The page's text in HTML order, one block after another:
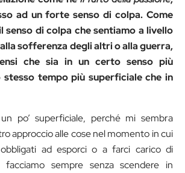
ad un forte senso di colpa. Come
senso di colpa che sentiamo a livello
sofferenza degli altri o alla guerra,
che sia in un certo senso più
stesso tempo più superficiale che in
po’ superficiale, perché mi sembra
approccio alle cose nel momento in cui
ad esporci o a farci carico di
sempre senza scendere in